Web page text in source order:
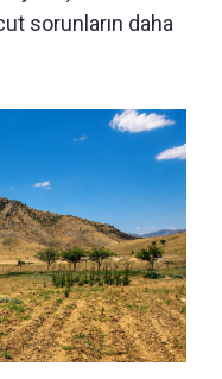
sorunların daha